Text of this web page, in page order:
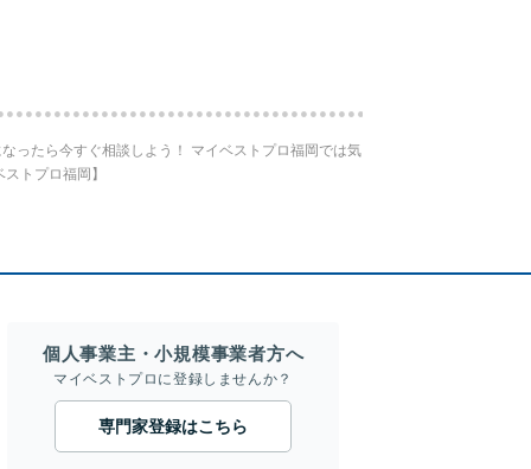
ったら今すぐ相談しよう！ マイベストプロ福岡では気
トプロ福岡】
個人事業主・小規模事業者方へ
マイベストプロに登録しませんか？
専門家登録はこちら